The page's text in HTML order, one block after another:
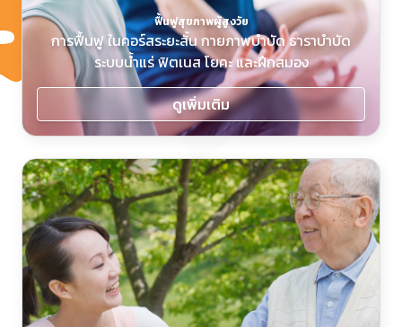
ฟื้นฟูสุขภาพผู้สูงวัย
การฟื้นฟู ในคอร์สระยะสั้น กายภาพบำบัด ธาราบำบัด
ระบบน้ำแร่ ฟิตเนส โยคะ และฝึกสมอง
ดูเพิ่มเติม